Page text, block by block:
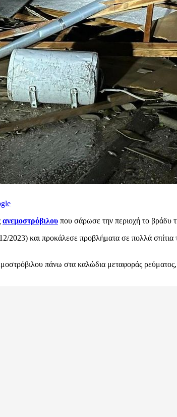
ανεμοστρόβιλου που σάρωσε την περιοχή το βράδυ
και προκάλεσε προβλήματα σε πολλά σπίτια
πάνω στα καλώδια μεταφοράς